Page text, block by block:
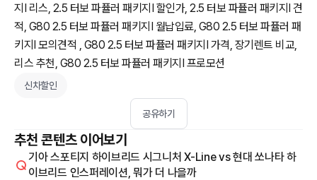
지Ⅰ 리스, 2.5 터보 파퓰러 패키지Ⅰ 할인가, 2.5 터보 파퓰러 패키지Ⅰ 견
적, G80 2.5 터보 파퓰러 패키지Ⅰ 월납입료, G80 2.5 터보 파퓰러 패
키지Ⅰ 모의견적 , G80 2.5 터보 파퓰러 패키지Ⅰ 가격, 장기렌트 비교,
리스 추천, G80 2.5 터보 파퓰러 패키지Ⅰ 프로모션
신차할인
공유하기
추천 콘텐츠 이어보기
기아 스포티지 하이브리드 시그니처 X-Line vs 현대 쏘나타 하
이브리드 인스퍼레이션, 뭐가 더 나을까